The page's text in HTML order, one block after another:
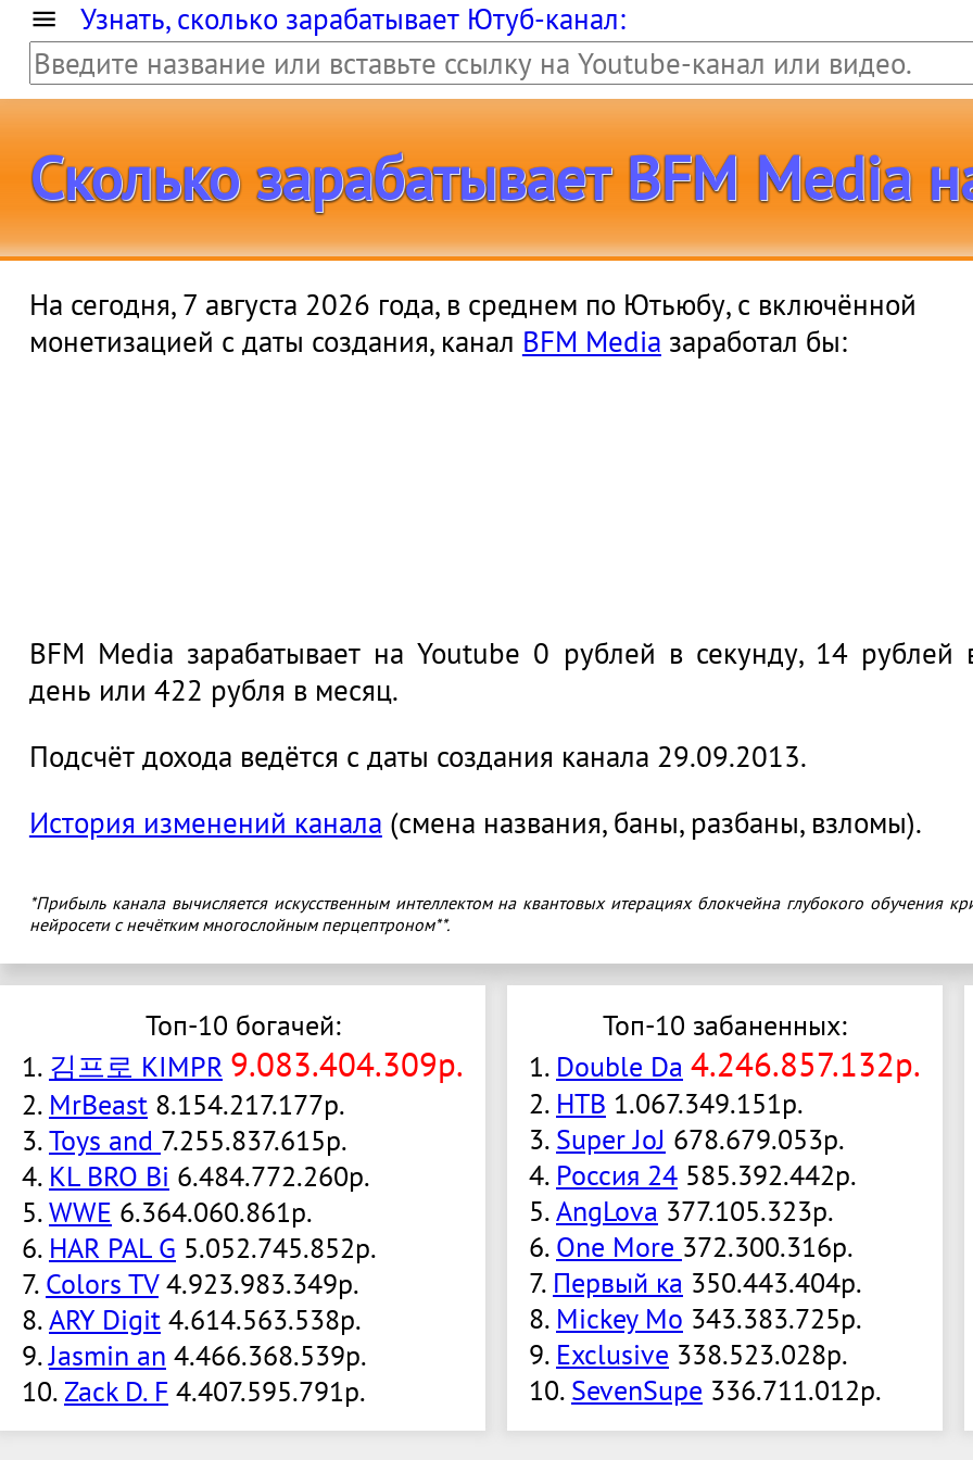
Узнать, сколько зарабатывает Ютуб-канал:
Сколько зарабатывает BFM Media
На сегодня, 7 августа 2026 года, в среднем по Ютьюбу, с включённой
монетизацией с даты создания, канал BFM Media заработал бы:
BFM Media зарабатывает на Youtube 0 рублей в секунду, 14 рублей
день или 422 рубля в месяц.
Подсчёт дохода ведётся с даты создания канала 29.09.2013.
История изменений канала (смена названия, баны, разбаны, взломы).
*Прибыль канала вычисляется искусственным интеллектом на квантовых итерациях блокчейна глубокого обучения
нейросети с нечётким многослойным перцептроном**.
Топ-10 богачей:
1. 김프로 KIMPR 9.083.404.309р.
2. MrBeast 8.154.217.177р.
3.Toys and 7.255.837.615р.
4. KL BRO Bi 6.484.772.260р.
5.WWE 6.364.060.861р.
6. HAR PAL G 5.052.745.852р.
7. Colors TV 4.923.983.349р.
8.ARY Digit 4.614.563.538р.
9.Jasmin an 4.466.368.539р.
10. Zack D. F 4.407.595.791р.
Топ-10 забаненных:
1. Double Da 4.246.857.132р.
2. НТВ 1.067.349.151р.
3. Super JoJ 678.679.053р.
4. Россия 24 585.392.442р.
5.AngLova 377.105.323р.
6. One More 372.300.316р.
7. Первый ка 350.443.404р.
8. Mickey Mo 343.383.725р.
9. Exclusive 338.523.028р.
10. SevenSupe 336.711.012р.